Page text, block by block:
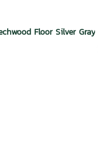
Floor Silver Gray